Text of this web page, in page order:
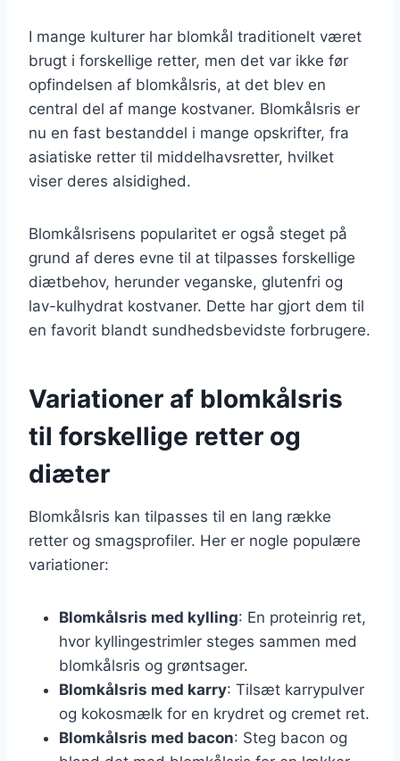
I mange kulturer har blomkål traditionelt været
brugt i forskellige retter, men det var ikke før
opfindelsen af blomkålsris, at det blev en
central del af mange kostvaner. Blomkålsris er
nu en fast bestanddel i mange opskrifter, fra
asiatiske retter til middelhavsretter, hvilket
viser deres alsidighed.
Blomkålsrisens popularitet er også steget på
grund af deres evne til at tilpasses forskellige
diætbehov, herunder veganske, glutenfri og
lav-kulhydrat kostvaner. Dette har gjort dem til
en favorit blandt sundhedsbevidste forbrugere.
Variationer af blomkålsris
til forskellige retter og
diæter
Blomkålsris kan tilpasses til en lang række
retter og smagsprofiler. Her er nogle populære
variationer:
Blomkålsris med kylling: En proteinrig ret,
hvor kyllingestrimler steges sammen med
blomkålsris og grøntsager.
Blomkålsris med karry: Tilsæt karrypulver
og kokosmælk for en krydret og cremet ret.
Blomkålsris med bacon: Steg bacon og